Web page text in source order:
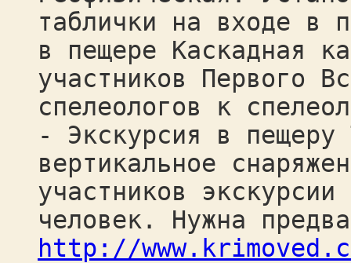
таблички на входе в
в пещере Каскадная
участников Первого
спелеологов к
- Экскурсия в пещеру
вертикальное
участников
человек. Нужна
http://